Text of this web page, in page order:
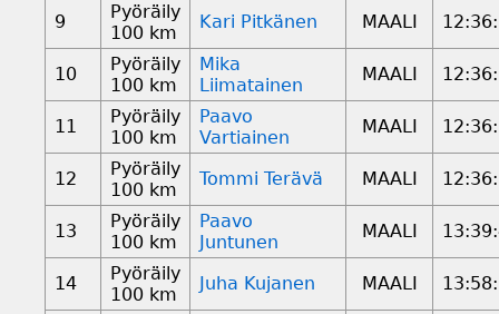
9
Pyöräily
100 km
Kari Pitkänen MAALI
10
Pyöräily
100 km
Mika
Liimatainen
MAALI
11
Pyöräily
100 km
Paavo
Vartiainen
MAALI
12
Pyöräily
100 km
Tommi Terävä MAALI
13
Pyöräily
100 km
Paavo
Juntunen
MAALI
14
Pyöräily
100 km
Juha Kujanen MAALI